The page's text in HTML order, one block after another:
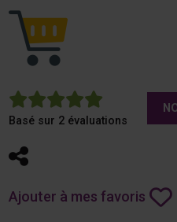
5
Basé sur 2 évaluations
Partager
Ajouter à mes favoris